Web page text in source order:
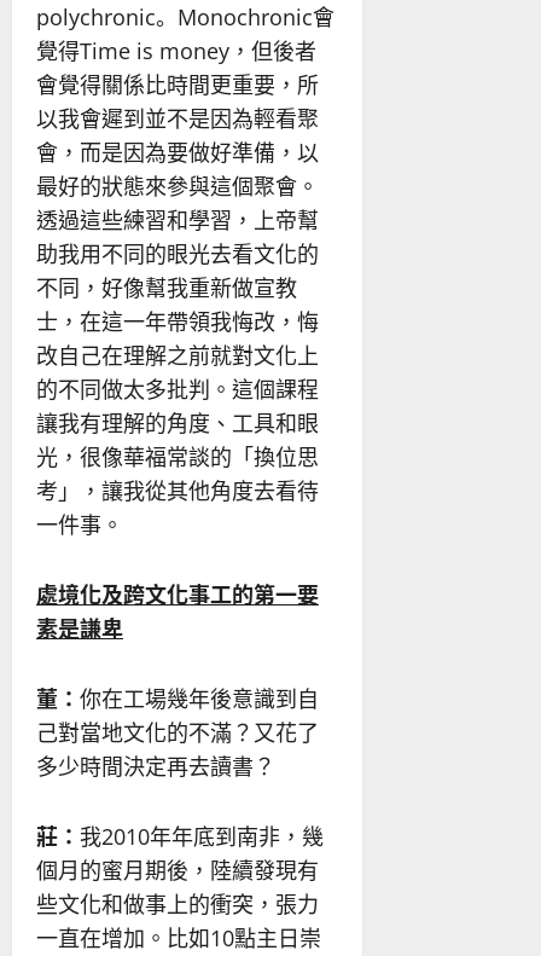
polychronic。Monochronic會
覺得Time is money，但後者
會覺得關係比時間更重要，所
以我會遲到並不是因為輕看聚
會，而是因為要做好準備，以
最好的狀態來參與這個聚會。
透過這些練習和學習，上帝幫
助我用不同的眼光去看文化的
不同，好像幫我重新做宣教
士，在這一年帶領我悔改，悔
改自己在理解之前就對文化上
的不同做太多批判。這個課程
讓我有理解的角度、工具和眼
光，很像華福常談的「換位思
考」，讓我從其他角度去看待
一件事。
處境化及跨文化事工的第一要
素是謙卑
董： 你在工場幾年後意識到自
己對當地文化的不滿？又花了
多少時間決定再去讀書？
莊： 我2010年年底到南非，幾
個月的蜜月期後，陸續發現有
些文化和做事上的衝突，張力
一直在增加。比如10點主日崇